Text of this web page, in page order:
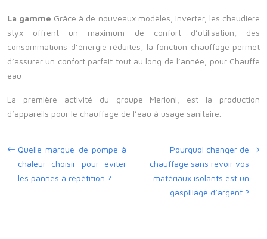
La gamme Grâce à de nouveaux modèles, Inverter, les chaudiere
styx offrent un maximum de confort d’utilisation, des
consommations d’énergie réduites, la fonction chauffage permet
d’assurer un confort parfait tout au long de l’année, pour Chauffe
eau
La première activité du groupe Merloni, est la production
d’appareils pour le chauffage de l’eau à usage sanitaire.
Quelle marque de pompe à
chaleur choisir pour éviter
les pannes à répétition ?
Pourquoi changer de
chauffage sans revoir vos
matériaux isolants est un
gaspillage d’argent ?